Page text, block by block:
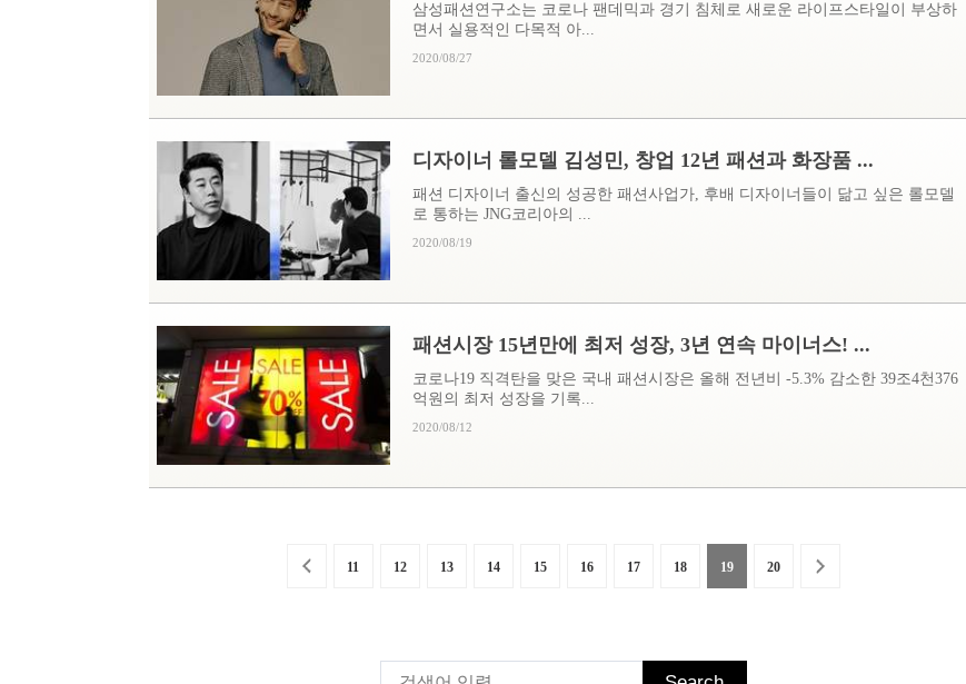
삼성패션연구소는 코로나 팬데믹과 경기 침체로 새로운 라이프스타일이 부상하
면서 실용적인 다목적 아...
2020/08/27
디자이너 롤모델 김성민, 창업 12년 패션과 화장품 ...
패션 디자이너 출신의 성공한 패션사업가, 후배 디자이너들이 닮고 싶은 롤모델
로 통하는 JNG코리아의 ...
2020/08/19
패션시장 15년만에 최저 성장, 3년 연속 마이너스! ...
코로나19 직격탄을 맞은 국내 패션시장은 올해 전년비 -5.3% 감소한 39조4천376
억원의 최저 성장을 기록...
2020/08/12
11 12 13 14 15 16 17 18 19 20